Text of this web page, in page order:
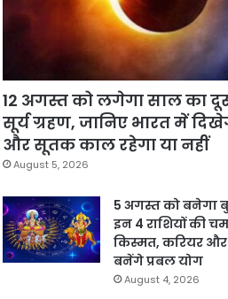
12 अगस्त को लगेगा साल का
सूर्य ग्रहण, जानिए भारत में
और सूतक काल रहेगा या नहीं
August 5, 2026
5 अगस्त को बनेगा
इन 4 राशियों की
किस्मत, करियर
बनेंगे प्रबल योग
August 4, 2026